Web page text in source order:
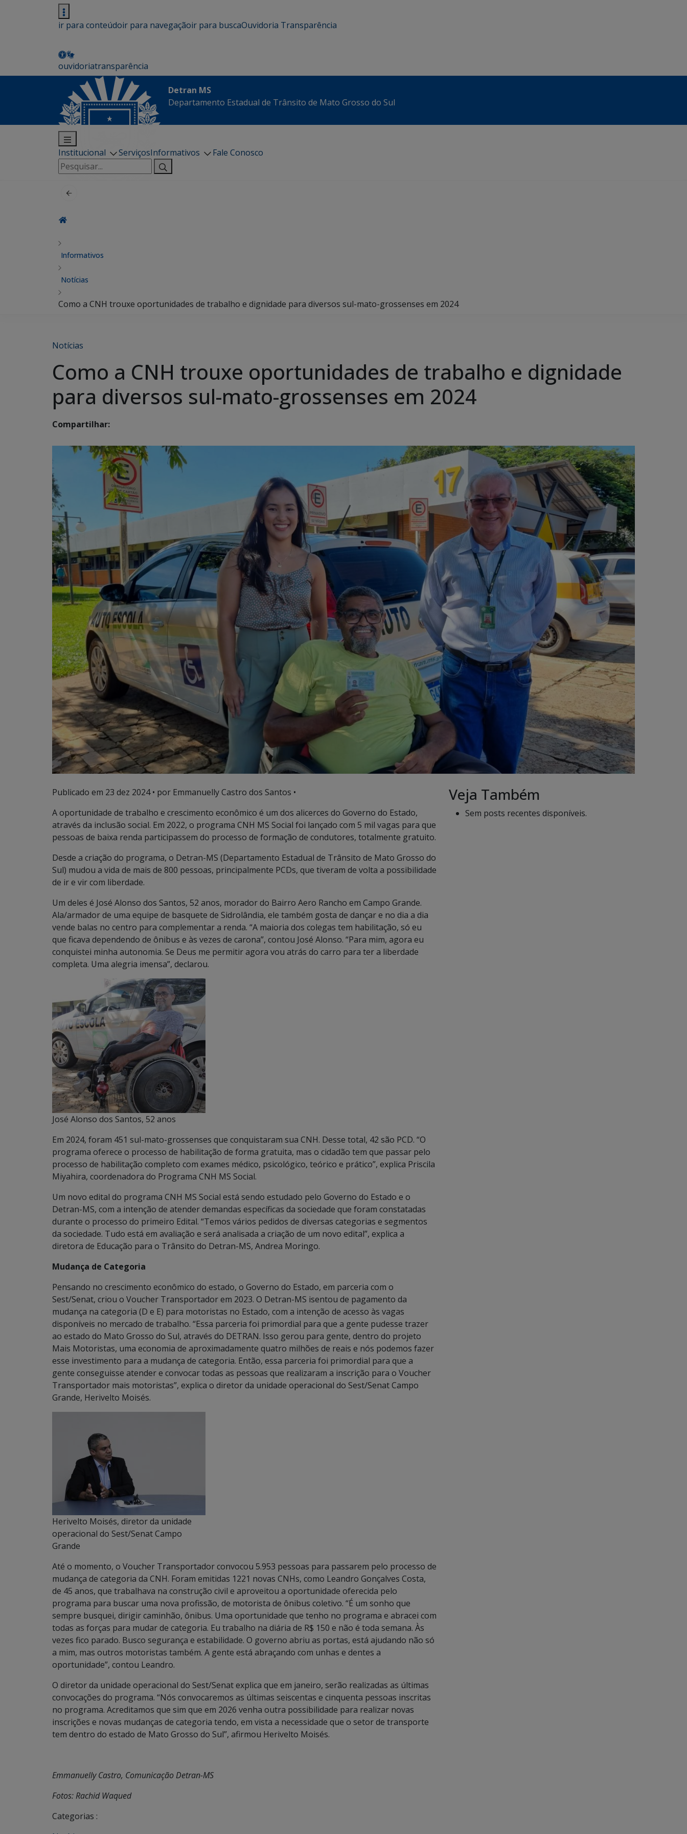
ir para conteúdoir para navegaçãoir para buscaOuvidoria Transparência
ouvidoriatransparência
Detran MS
Departamento Estadual de Trânsito de Mato Grosso do Sul
Institucional ServiçosInformativos
Fale Conosco
Pesquisar
por:
Informativos
Notícias
Como a CNH trouxe oportunidades de trabalho e dignidade para diversos sul-mato-grossenses em 2024
Notícias
Como a CNH trouxe oportunidades de trabalho e dignidade
para diversos sul-mato-grossenses em 2024
Compartilhar:
Publicado em 23 dez 2024• por Emmanuelly Castro dos Santos •
A oportunidade de trabalho e crescimento econômico é um dos alicerces do Governo do Estado,
através da inclusão social. Em 2022, o programa CNH MS Social foi lançado com 5 mil vagas para que
pessoas de baixa renda participassem do processo de formação de condutores, totalmente gratuito.
Desde a criação do programa, o Detran-MS (Departamento Estadual de Trânsito de Mato Grosso do
Sul) mudou a vida de mais de 800 pessoas, principalmente PCDs, que tiveram de volta a possibilidade
de ir e vir com liberdade.
Um deles é José Alonso dos Santos, 52 anos, morador do Bairro Aero Rancho em Campo Grande.
Ala/armador de uma equipe de basquete de Sidrolândia, ele também gosta de dançar e no dia a dia
vende balas no centro para complementar a renda. “A maioria dos colegas tem habilitação, só eu
que ficava dependendo de ônibus e às vezes de carona”, contou José Alonso. “Para mim, agora eu
conquistei minha autonomia. Se Deus me permitir agora vou atrás do carro para ter a liberdade
completa. Uma alegria imensa”, declarou.
José Alonso dos Santos, 52 anos
Em 2024, foram 451 sul-mato-grossenses que conquistaram sua CNH. Desse total, 42 são PCD. “O
programa oferece o processo de habilitação de forma gratuita, mas o cidadão tem que passar pelo
processo de habilitação completo com exames médico, psicológico, teórico e prático”, explica Priscila
Miyahira, coordenadora do Programa CNH MS Social.
Um novo edital do programa CNH MS Social está sendo estudado pelo Governo do Estado e o
Detran-MS, com a intenção de atender demandas específicas da sociedade que foram constatadas
durante o processo do primeiro Edital. “Temos vários pedidos de diversas categorias e segmentos
da sociedade. Tudo está em avaliação e será analisada a criação de um novo edital”, explica a
diretora de Educação para o Trânsito do Detran-MS, Andrea Moringo.
Mudança de Categoria
Pensando no crescimento econômico do estado, o Governo do Estado, em parceria com o
Sest/Senat, criou o Voucher Transportador em 2023. O Detran-MS isentou de pagamento da
mudança na categoria (D e E) para motoristas no Estado, com a intenção de acesso às vagas
disponíveis no mercado de trabalho. “Essa parceria foi primordial para que a gente pudesse trazer
ao estado do Mato Grosso do Sul, através do DETRAN. Isso gerou para gente, dentro do projeto
Mais Motoristas, uma economia de aproximadamente quatro milhões de reais e nós podemos fazer
esse investimento para a mudança de categoria. Então, essa parceria foi primordial para que a
gente conseguisse atender e convocar todas as pessoas que realizaram a inscrição para o Voucher
Transportador mais motoristas”, explica o diretor da unidade operacional do Sest/Senat Campo
Grande, Herivelto Moisés.
Herivelto Moisés, diretor da unidade
operacional do Sest/Senat Campo
Grande
Até o momento, o Voucher Transportador convocou 5.953 pessoas para passarem pelo processo de
mudança de categoria da CNH. Foram emitidas 1221 novas CNHs, como Leandro Gonçalves Costa,
de 45 anos, que trabalhava na construção civil e aproveitou a oportunidade oferecida pelo
programa para buscar uma nova profissão, de motorista de ônibus coletivo. “É um sonho que
sempre busquei, dirigir caminhão, ônibus. Uma oportunidade que tenho no programa e abracei com
todas as forças para mudar de categoria. Eu trabalho na diária de R$ 150 e não é toda semana. Às
vezes fico parado. Busco segurança e estabilidade. O governo abriu as portas, está ajudando não só
a mim, mas outros motoristas também. A gente está abraçando com unhas e dentes a
oportunidade”, contou Leandro.
O diretor da unidade operacional do Sest/Senat explica que em janeiro, serão realizadas as últimas
convocações do programa. “Nós convocaremos as últimas seiscentas e cinquenta pessoas inscritas
no programa. Acreditamos que sim que em 2026 venha outra possibilidade para realizar novas
inscrições e novas mudanças de categoria tendo, em vista a necessidade que o setor de transporte
tem dentro do estado de Mato Grosso do Sul”, afirmou Herivelto Moisés.
Emmanuelly Castro, Comunicação Detran-MS
Fotos: Rachid Waqued
Categorias :
Veja Também
Sem posts recentes disponíveis.